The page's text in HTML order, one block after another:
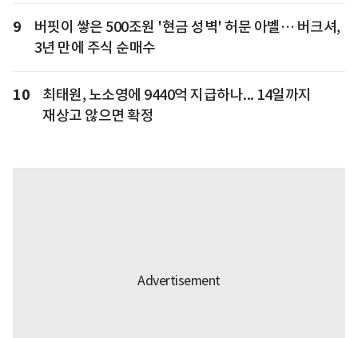
9
버핏이 쌓은 500조원 '현금 성벽' 허문 아벨… 버크셔,
3년 만에 주식 순매수
10
최태원, 노소영에 9440억 지급하나... 14일까지
재상고 않으면 확정